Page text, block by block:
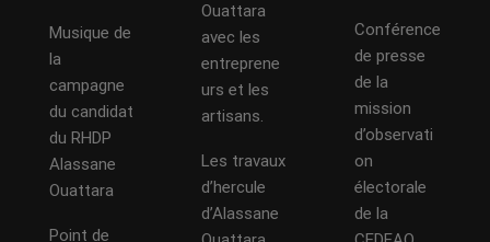
Musique de
la
campagne
du candidat
du RHDP
Alassane
Ouattara
Point de
Ouattara
avec les
entreprene
urs et les
artisans.
Les travaux
d’hercule
d’Alassane
Conférence
de presse
de la
mission
d’observati
on
électorale
de la